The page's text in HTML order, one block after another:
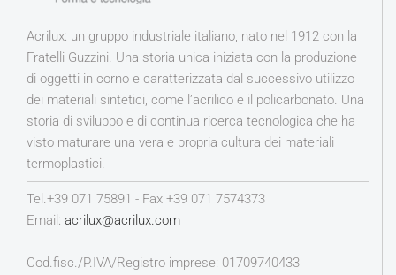
Acrilux: un gruppo industriale italiano, nato nel 1912 con la
Fratelli Guzzini. Una storia unica iniziata con la produzione
di oggetti in corno e caratterizzata dal successivo utilizzo
dei materiali sintetici, come l’acrilico e il policarbonato. Una
storia di sviluppo e di continua ricerca tecnologica che ha
visto maturare una vera e propria cultura dei materiali
termoplastici.
Tel.+39 071 75891 - Fax +39 071 7574373
Email: acrilux@acrilux.com
Cod.fisc./P.IVA/Registro imprese: 01709740433